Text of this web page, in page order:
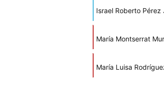
Israel Roberto Pérez
María Montserrat
María Luisa